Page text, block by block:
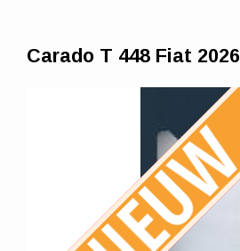
Carado T 448 Fiat 2026